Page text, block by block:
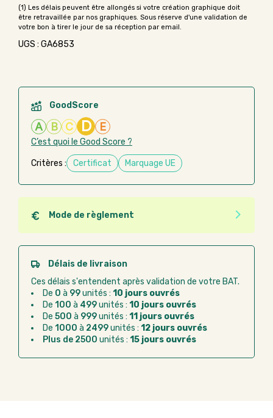
UGS : GA6853
GoodScore
A B C D E
C’est quoi le Good Score ?
Critères : Certificat Marquage UE
Mode de règlement
Quel que soit le mode de règlement, vous pouvez
passer commande en ligne sur Good Act.
Paiement CB :paiement sécurisé par carte
Virement bancaire :règlement sur facture
après la commande
Chorus Pro :règlement par mandat
administratif après la commande
Délais de livraison
Ces délais s'entendent après validation de votre BAT.
De 0 à 99unités : 10 jours ouvrés
De 100 à 499unités : 10 jours ouvrés
De 500 à 999unités : 11 jours ouvrés
De 1000 à 2499unités : 12 jours ouvrés
Plus de 2500 unités : 15 jours ouvrés